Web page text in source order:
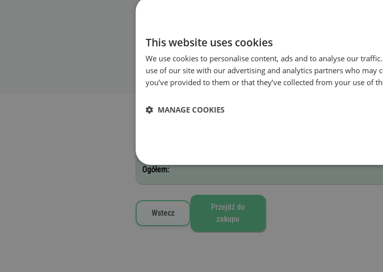
Data rozpoczęcia ważności
Wybrane winiety drogowe
Ogółem:
Wstecz
Przejdź do
zakupu
This website uses cookies
We use cookies to personalise content, ads and to analyse our
use of our site with our advertising and analytics partners who
you’ve provided to them or that they’ve collected from your use of
MANAGE COOKIES